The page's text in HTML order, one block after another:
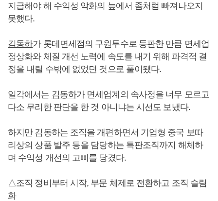
지급해야 해 수익성 악화의 늪에서 좀처럼 빠져나오지
못했다.
김동하가 롯데면세점의 구원투수로 등판한 만큼 면세업
정상화와 체질 개선 노력에 속도를 내기 위해 파격적 결
정을 내릴 수밖에 없었던 것으로 풀이됐다.
일각에서는 김동하가 면세업계의 속사정을 너무 모르고
다소 무리한 판단을 한 것 아니냐는 시선도 보냈다.
하지만 김동하는 조직을 개편하면서 기업형 중국 보따
리상의 상품 발주 등을 담당하는 특판조직까지 해체하
며 수익성 개선의 고삐를 당겼다.
△조직 정비부터 시작, 부문 체제로 전환하고 조직 슬림
화